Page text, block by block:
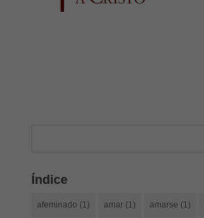
Índice
afeminado (1) amar(1) amarse (1)